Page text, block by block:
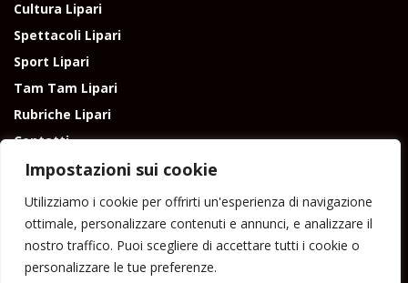
Impostazioni sui cookie
Utilizziamo i cookie per offrirti un'esperienza di navigazione
ottimale, personalizzare contenuti e annunci, e analizzare il
nostro traffico. Puoi scegliere di accettare tutti i cookie o
personalizzare le tue preferenze.
Cultura Lipari
Spettacoli Lipari
Sport Lipari
Tam Tam Lipari
Rubriche Lipari
Contatti
Direttore responsabile: Peppe Paino - Eolmedia, via Zinzolo, 20 - 980555 -
Lipari (Me) - Tel. 3924544698 e-mail: giornaledilipari@gmail.com -